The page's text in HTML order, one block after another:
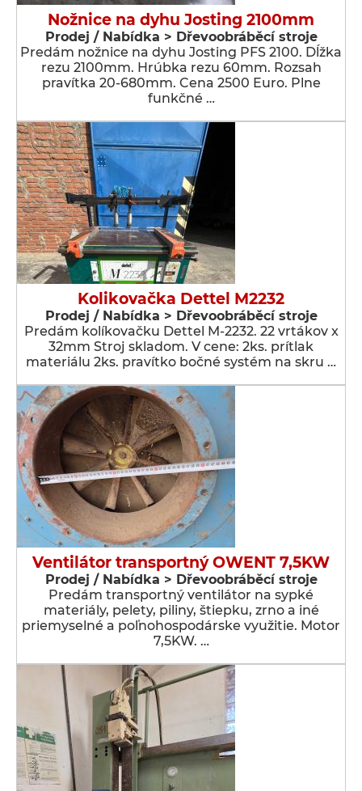
Nožnice na dyhu Josting 2100mm
Prodej / Nabídka > Dřevoobráběcí stroje
Predám nožnice na dyhu Josting PFS 2100. Dĺžka
rezu 2100mm. Hrúbka rezu 60mm. Rozsah
pravítka 20-680mm. Cena 2500 Euro. Plne
funkčné …
Kolikovačka Dettel M2232
Prodej / Nabídka > Dřevoobráběcí stroje
Predám kolíkovačku Dettel M-2232. 22 vrtákov x
32mm Stroj skladom. V cene: 2ks. prítlak
materiálu 2ks. pravítko bočné systém na skru …
Ventilátor transportný OWENT 7,5KW
Prodej / Nabídka > Dřevoobráběcí stroje
Predám transportný ventilátor na sypké
materiály, pelety, piliny, štiepku, zrno a iné
priemyselné a poľnohospodárske využitie. Motor
7,5KW. …